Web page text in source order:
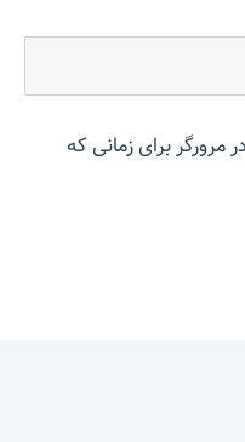
مرورگر برای زمانی که